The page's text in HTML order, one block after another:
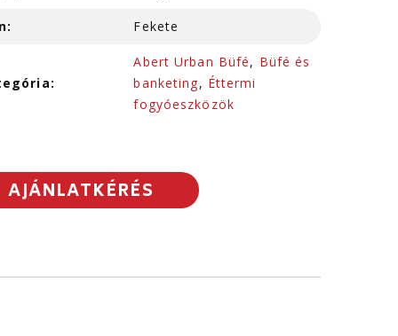
Fekete
Abert Urban Büfé, Büfé és
banketing, Éttermi
fogyóeszközök
AJÁNLATKÉRÉS